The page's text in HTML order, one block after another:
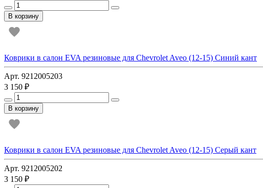
В корзину
Коврики в салон EVA резиновые для Chevrolet Aveo (12-15) Синий кант
Арт. 9212005203
3 150 ₽
В корзину
Коврики в салон EVA резиновые для Chevrolet Aveo (12-15) Серый кант
Арт. 9212005202
3 150 ₽